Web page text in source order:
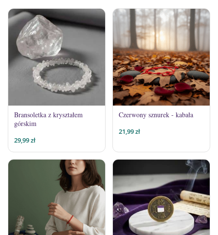
Bransoletka z kryształem
górskim
29,99zł
Czerwony sznurek - kabała
21,99zł